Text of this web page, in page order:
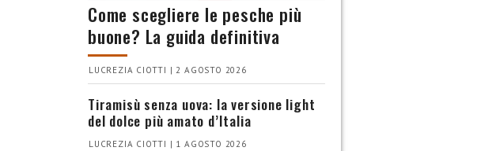
Come scegliere le pesche più
buone? La guida definitiva
LUCREZIA CIOTTI | 2 AGOSTO 2026
Tiramisù senza uova: la versione light
del dolce più amato d’Italia
LUCREZIA CIOTTI | 1 AGOSTO 2026